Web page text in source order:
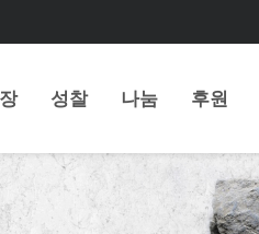
성찰 나눔 후원